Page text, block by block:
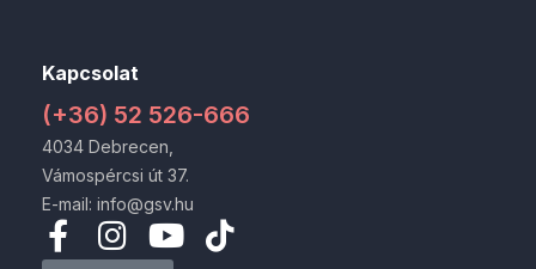
Kapcsolat
(+36) 52 526-666
4034 Debrecen,
Vámospércsi út 37.
E-mail: info@gsv.hu